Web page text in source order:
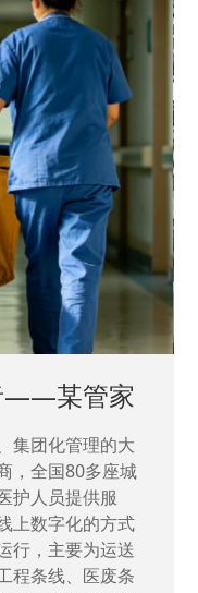
银光化学
一。属于国家
设中，存在大
要投入大量人
低代码平台，解
升整体的IT研发